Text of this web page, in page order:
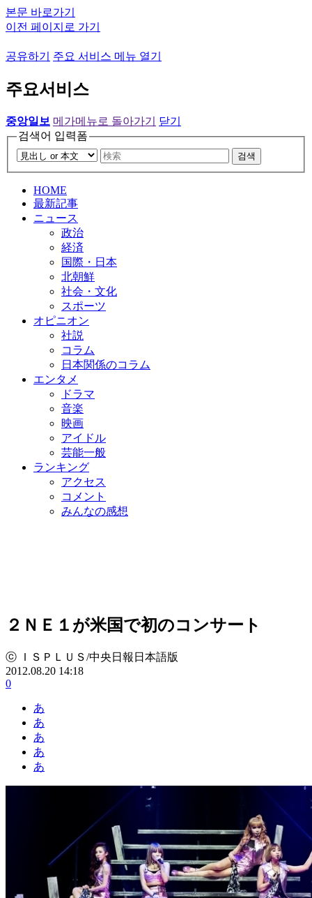
본문 바로가기
이전 페이지로 가기
공유하기 주요 서비스 메뉴 열기
주요서비스
중앙일보 메가메뉴로 돌아가기
닫기
검색어 입력폼
검색
HOME
最新記事
ニュース
政治
経済
国際・日本
北朝鮮
社会・文化
スポーツ
オピニオン
社説
コラム
日本関係のコラム
エンタメ
ドラマ
音楽
映画
アイドル
芸能一般
ランキング
アクセス
コメント
みんなの感想
２ＮＥ１が米国で初のコンサート
ⓒ ＩＳＰＬＵＳ/中央日報日本語版
2012.08.20 14:18
0
あ
あ
あ
あ
あ